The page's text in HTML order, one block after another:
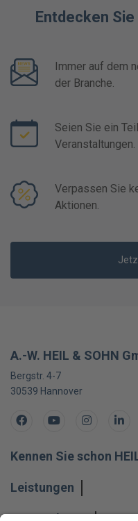
Entdecken
Immer auf dem
der Branche.
Seien Sie ein
Veranstaltungen.
Verpassen Sie
Aktionen.
A.-W. HEIL & SOHN
Bergstr. 4-7
30539 Hannover
FacebookYoutubeInstagram
Kennen Sie schon
Leistungen